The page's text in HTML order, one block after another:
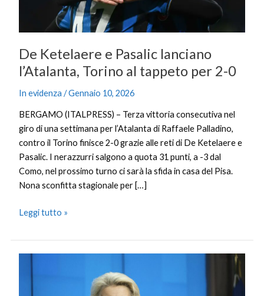
De Ketelaere e Pasalic lanciano
l’Atalanta, Torino al tappeto per 2-0
In evidenza /Gennaio 10, 2026
BERGAMO (ITALPRESS) – Terza vittoria consecutiva nel
giro di una settimana per l’Atalanta di Raffaele Palladino,
contro il Torino finisce 2-0 grazie alle reti di De Ketelaere e
Pasalic. I nerazzurri salgono a quota 31 punti, a -3 dal
Como, nel prossimo turno ci sarà la sfida in casa del Pisa.
Nona sconfitta stagionale per […]
Leggi tutto »